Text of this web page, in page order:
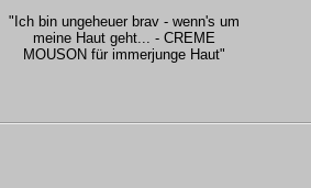
"Ich bin ungeheuer brav - wenn's um
meine Haut geht... - CREME
MOUSON für immerjunge Haut"